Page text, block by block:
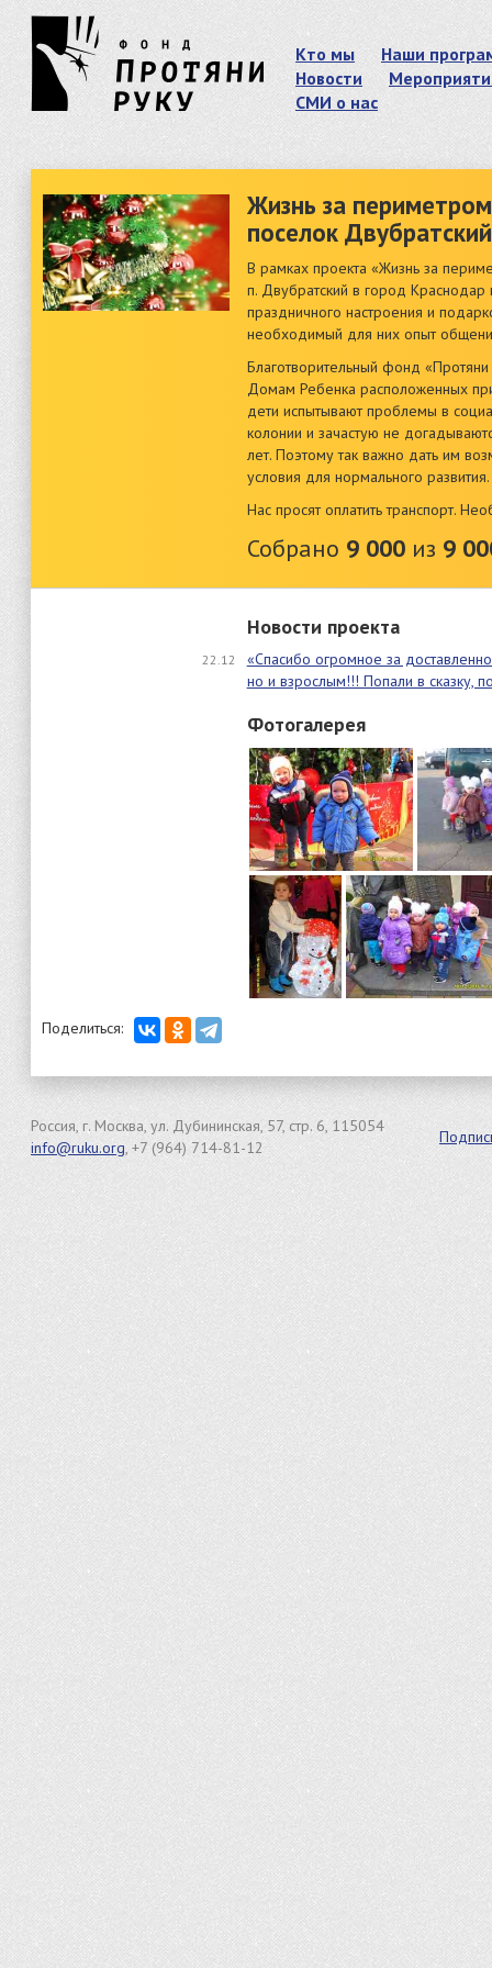
Кто мы
Наши
Новости
СМИ о нас
Жизнь за
поселок Двубратский
В рамках проекта «Жизнь за
п. Двубратский в город
праздничного настроения и
необходимый для них опыт
Благотворительный фонд
Домам Ребенка расположенных
дети испытывают проблемы в
колонии и зачастую не
лет. Поэтому так важно дать им
условия для нормального развития.
Нас просят оплатить транспорт.
Собрано 9 000 из 9
Новости проекта
22.12
«Спасибо огромное за
но и взрослым!!! Попали в сказку,
Фотогалерея
Поделиться:
Россия, г. Москва, ул. Дубининская, 57, стр. 6, 115054
info@ruku.org, +7 (964) 714-81-12